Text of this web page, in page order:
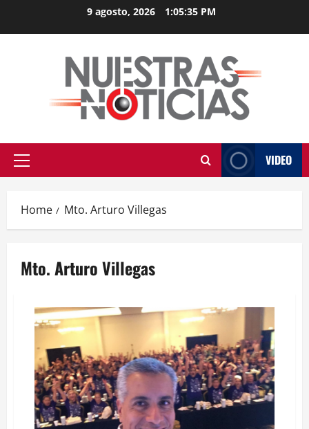
9 agosto, 2026 1:05:36 PM
Primary
VIDEO
Home Mto. Arturo Villegas
Mto. Arturo Villegas